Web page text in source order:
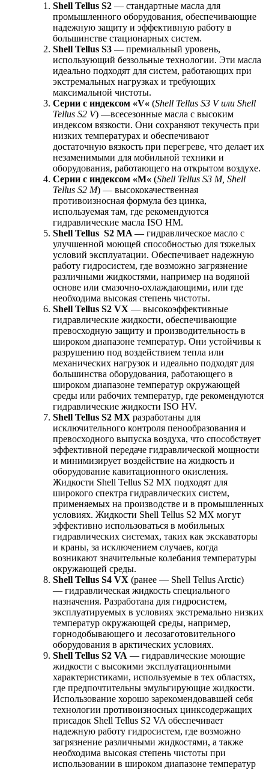
Shell Tellus S2 — стандартные масла для
промышленного оборудования, обеспечивающие
надежную защиту и эффективную работу в
большинстве стационарных систем.
Shell Tellus S3 — премиальный уровень,
использующий беззольные технологии. Эти масла
идеально подходят для систем, работающих при
экстремальных нагрузках и требующих
максимальной чистоты.
Серии с индексом «V« (Shell Tellus S3 Vили Shell
Tellus S2 V) —всесезонные масла с высоким
индексом вязкости. Они сохраняют текучесть при
низких температурах и обеспечивают
достаточную вязкость при перегреве, что делает их
незаменимыми для мобильной техники и
оборудования, работающего на открытом воздухе.
Серии с индексом «M« (Shell Tellus S3 M, Shell
Tellus S2 M) — высококачественная
противоизносная формула без цинка,
используемая там, где рекомендуются
гидравлические масла ISO HM.
Shell Tellus S2 MA—гидравлическое масло с
улучшенной моющей способностью для тяжелых
условий эксплуатации. Обеспечивает надежную
работу гидросистем, где возможно загрязнение
различными жидкостями, например на водяной
основе или смазочно-охлаждающими, или где
необходима высокая степень чистоты.
Shell Tellus S2 VX — высокоэффективные
гидравлические жидкости, обеспечивающие
превосходную защиту и производительность в
широком диапазоне температур. Они устойчивы к
разрушению под воздействием тепла или
механических нагрузок и идеально подходят для
большинства оборудования, работающего в
широком диапазоне температур окружающей
среды или рабочих температур, где рекомендуются
гидравлические жидкости ISO HV.
Shell Tellus S2 MX разработаны для
исключительного контроля пенообразования и
превосходного выпуска воздуха, что способствует
эффективной передаче гидравлической мощности
и минимизирует воздействие на жидкость и
оборудование кавитационного окисления.
Жидкости Shell Tellus S2 MX подходят для
широкого спектра гидравлических систем,
применяемых на производстве и в промышленных
условиях. Жидкости Shell Tellus S2 MX могут
эффективно использоваться в мобильных
гидравлических системах, таких как экскаваторы
и краны, за исключением случаев, когда
возникают значительные колебания температуры
окружающей среды.
Shell Tellus S4 VX (ранее — Shell Tellus Arctic)
— гидравлическая жидкость специального
назначения. Разработана для гидросистем,
эксплуатируемых в условиях экстремально низких
температур окружающей среды, например,
горнодобывающего и лесозаготовительного
оборудования в арктических условиях.
Shell Tellus S2 VA — гидравлические моющие
жидкости с высокими эксплуатационными
характеристиками, используемые в тех областях,
где предпочтительны эмульгирующие жидкости.
Использование хорошо зарекомендовавшей себя
технологии противоизносных цинксодержащих
присадок Shell Tellus S2 VA обеспечивает
надежную работу гидросистем, где возможно
загрязнение различными жидкостями, а также
необходима высокая степень чистоты при
использовании в широком диапазоне температур